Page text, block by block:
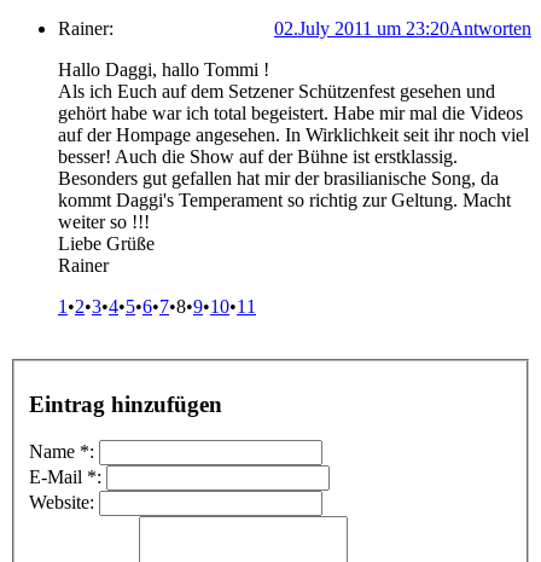
Rainer:
Antworten
02.July 2011 um 23:20
Hallo Daggi, hallo Tommi !
Als ich Euch auf dem Setzener Schützenfest gesehen und
gehört habe war ich total begeistert. Habe mir mal die Videos
auf der Hompage angesehen. In Wirklichkeit seit ihr noch viel
besser! Auch die Show auf der Bühne ist erstklassig.
Besonders gut gefallen hat mir der brasilianische Song, da
kommt Daggi's Temperament so richtig zur Geltung. Macht
weiter so !!!
Liebe Grüße
Rainer
1•2•3•4•5•6•7•8•9•10•11
Eintrag hinzufügen
Name *:
E-Mail *:
Website: